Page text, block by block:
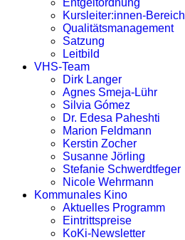
Entgeltordnung
Kursleiter:innen-Bereich
Qualitätsmanagement
Satzung
Leitbild
VHS-Team
Dirk Langer
Agnes Smeja-Lühr
Silvia Gómez
Dr. Edesa Paheshti
Marion Feldmann
Kerstin Zocher
Susanne Jörling
Stefanie Schwerdtfeger
Nicole Wehrmann
Kommunales Kino
Aktuelles Programm
Eintrittspreise
KoKi-Newsletter